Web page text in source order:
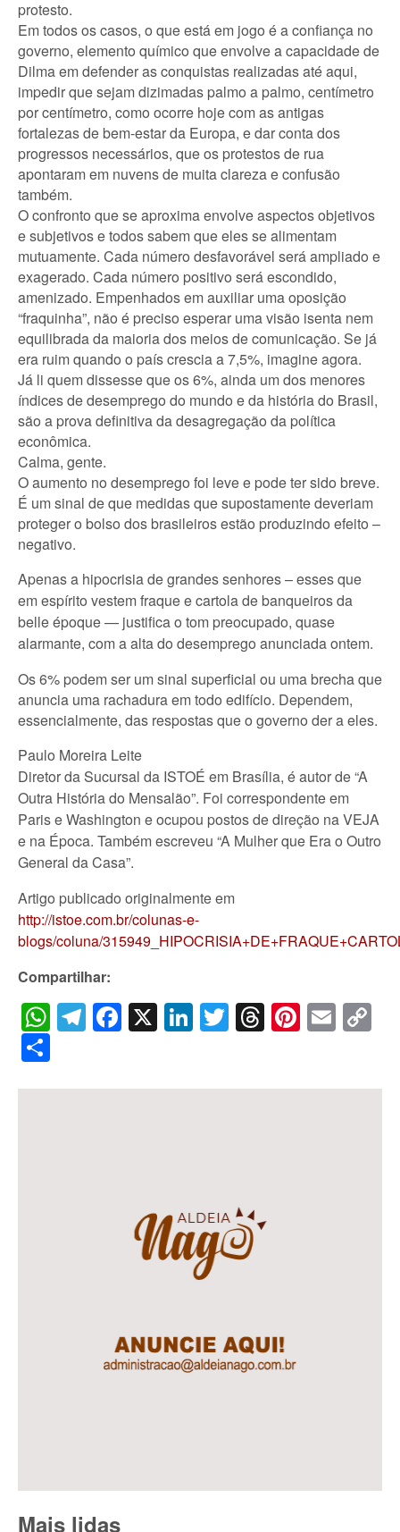
protesto.
Em todos os casos, o que está em jogo é a confiança no
governo, elemento químico que envolve a capacidade de
Dilma em defender as conquistas realizadas até aqui,
impedir que sejam dizimadas palmo a palmo, centímetro
por centímetro, como ocorre hoje com as antigas
fortalezas de bem-estar da Europa, e dar conta dos
progressos necessários, que os protestos de rua
apontaram em nuvens de muita clareza e confusão
também.
O confronto que se aproxima envolve aspectos objetivos
e subjetivos e todos sabem que eles se alimentam
mutuamente. Cada número desfavorável será ampliado e
exagerado. Cada número positivo será escondido,
amenizado. Empenhados em auxiliar uma oposição
“fraquinha”, não é preciso esperar uma visão isenta nem
equilibrada da maioria dos meios de comunicação. Se já
era ruim quando o país crescia a 7,5%, imagine agora.
Já li quem dissesse que os 6%, ainda um dos menores
índices de desemprego do mundo e da história do Brasil,
são a prova definitiva da desagregação da política
econômica.
Calma, gente.
O aumento no desemprego foi leve e pode ter sido breve.
É um sinal de que medidas que supostamente deveriam
proteger o bolso dos brasileiros estão produzindo efeito –
negativo.
Apenas a hipocrisia de grandes senhores – esses que
em espírito vestem fraque e cartola de banqueiros da
belle époque — justifica o tom preocupado, quase
alarmante, com a alta do desemprego anunciada ontem.
Os 6% podem ser um sinal superficial ou uma brecha que
anuncia uma rachadura em todo edifício. Dependem,
essencialmente, das respostas que o governo der a eles.
Paulo Moreira Leite
Diretor da Sucursal da ISTOÉ em Brasília, é autor de “A
Outra História do Mensalão”. Foi correspondente em
Paris e Washington e ocupou postos de direção na VEJA
e na Época. Também escreveu “A Mulher que Era o Outro
General da Casa”.
Artigo publicado originalmente em
http://istoe.com.br/colunas-e-
blogs/coluna/
Compartilhar:
WhatsApp
Telegram
Facebook
X LinkedIn
Twitter
Threads
Mais lidas